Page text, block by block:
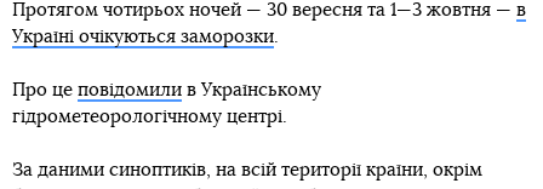
Протягом чотирьох ночей — 30 вересня та 1—3 жовтня — в
Україні очікуються заморозки.
Про це повідомили в Українському
гідрометеорологічному центрі.
За даними синоптиків, на всій території країни, окрім